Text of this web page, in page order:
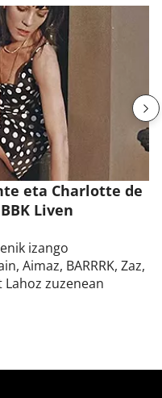
eta Charlotte de
Liven
izango
Aimaz, BARRRK, Zaz,
zuzenean